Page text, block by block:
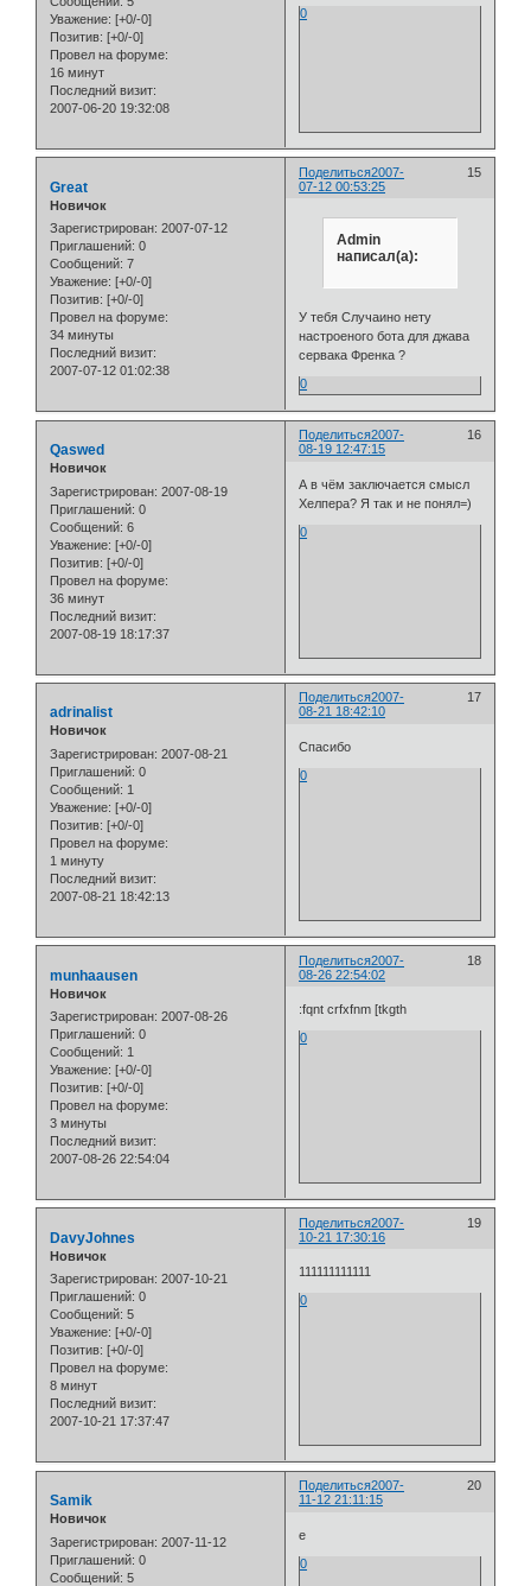
Уважение: [+0/-0]
Позитив: [+0/-0]
Провел на форуме:
16 минут
Последний визит:
2007-06-20 19:32:08
0
Поделиться 15
2007-
07-12 00:53:25
Great
Новичок
Зарегистрирован: 2007-07-12
Приглашений: 0
Сообщений: 7
Уважение: [+0/-0]
Позитив: [+0/-0]
Провел на форуме:
34 минуты
Последний визит:
2007-07-12 01:02:38
Admin
написал(а):
У тебя Случаино нету
настроеного бота для джава
сервака Френка ?
0
Поделиться 16
2007-
08-19 12:47:15
Qaswed
Новичок
Зарегистрирован: 2007-08-19
Приглашений: 0
Сообщений: 6
Уважение: [+0/-0]
Позитив: [+0/-0]
Провел на форуме:
36 минут
Последний визит:
2007-08-19 18:17:37
А в чём заключается смысл
Хелпера? Я так и не понял=)
0
Поделиться 17
2007-
08-21 18:42:10
adrinalist
Новичок
Зарегистрирован: 2007-08-21
Приглашений: 0
Сообщений: 1
Уважение: [+0/-0]
Позитив: [+0/-0]
Провел на форуме:
1 минуту
Последний визит:
2007-08-21 18:42:13
Спасибо
0
Поделиться 18
2007-
08-26 22:54:02
munhaausen
Новичок
Зарегистрирован: 2007-08-26
Приглашений: 0
Сообщений: 1
Уважение: [+0/-0]
Позитив: [+0/-0]
Провел на форуме:
3 минуты
Последний визит:
2007-08-26 22:54:04
:fqnt crfxfnm [tkgth
0
Поделиться 19
2007-
10-21 17:30:16
DavyJohnes
Новичок
Зарегистрирован: 2007-10-21
Приглашений: 0
Сообщений: 5
Уважение: [+0/-0]
Позитив: [+0/-0]
Провел на форуме:
8 минут
Последний визит:
2007-10-21 17:37:47
111111111111
0
Поделиться 20
2007-
11-12 21:11:15
Samik
Новичок
Зарегистрирован: 2007-11-12
Приглашений: 0
Сообщений: 5
e
0